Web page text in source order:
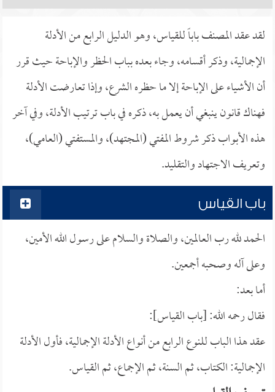
لقد عقد المصنف باباً للقياس، وهو الدليل الرابع من الأدلة
الإجمالية، وذكر أقسامه، وجاء بعده بباب الحظر والإباحة حيث قرر
أن الأشياء على الإباحة إلا ما حظره الشرع، وإذا تعارضت الأدلة
فهناك قانون ينبغي أن يعمل به، ذكره في باب ترتيب الأدلة، وفي آخر
هذه الأبواب ذكر شروط المفتي (المجتهد)، والمستفتي (العامي)،
وتعريف الاجتهاد والتقليد.
باب القياس
الحمد لله رب العالمين، والصلاة والسلام على رسول الله الأمين،
وعلى آله وصحبه أجمعين.
أما بعد:
فقال رحمه الله: [باب القياس]:
عقد هذا الباب للنوع الرابع من أنواع الأدلة الإجمالية، فأول الأدلة
الإجمالية: الكتاب، ثم السنة، ثم الإجماع، ثم القياس.